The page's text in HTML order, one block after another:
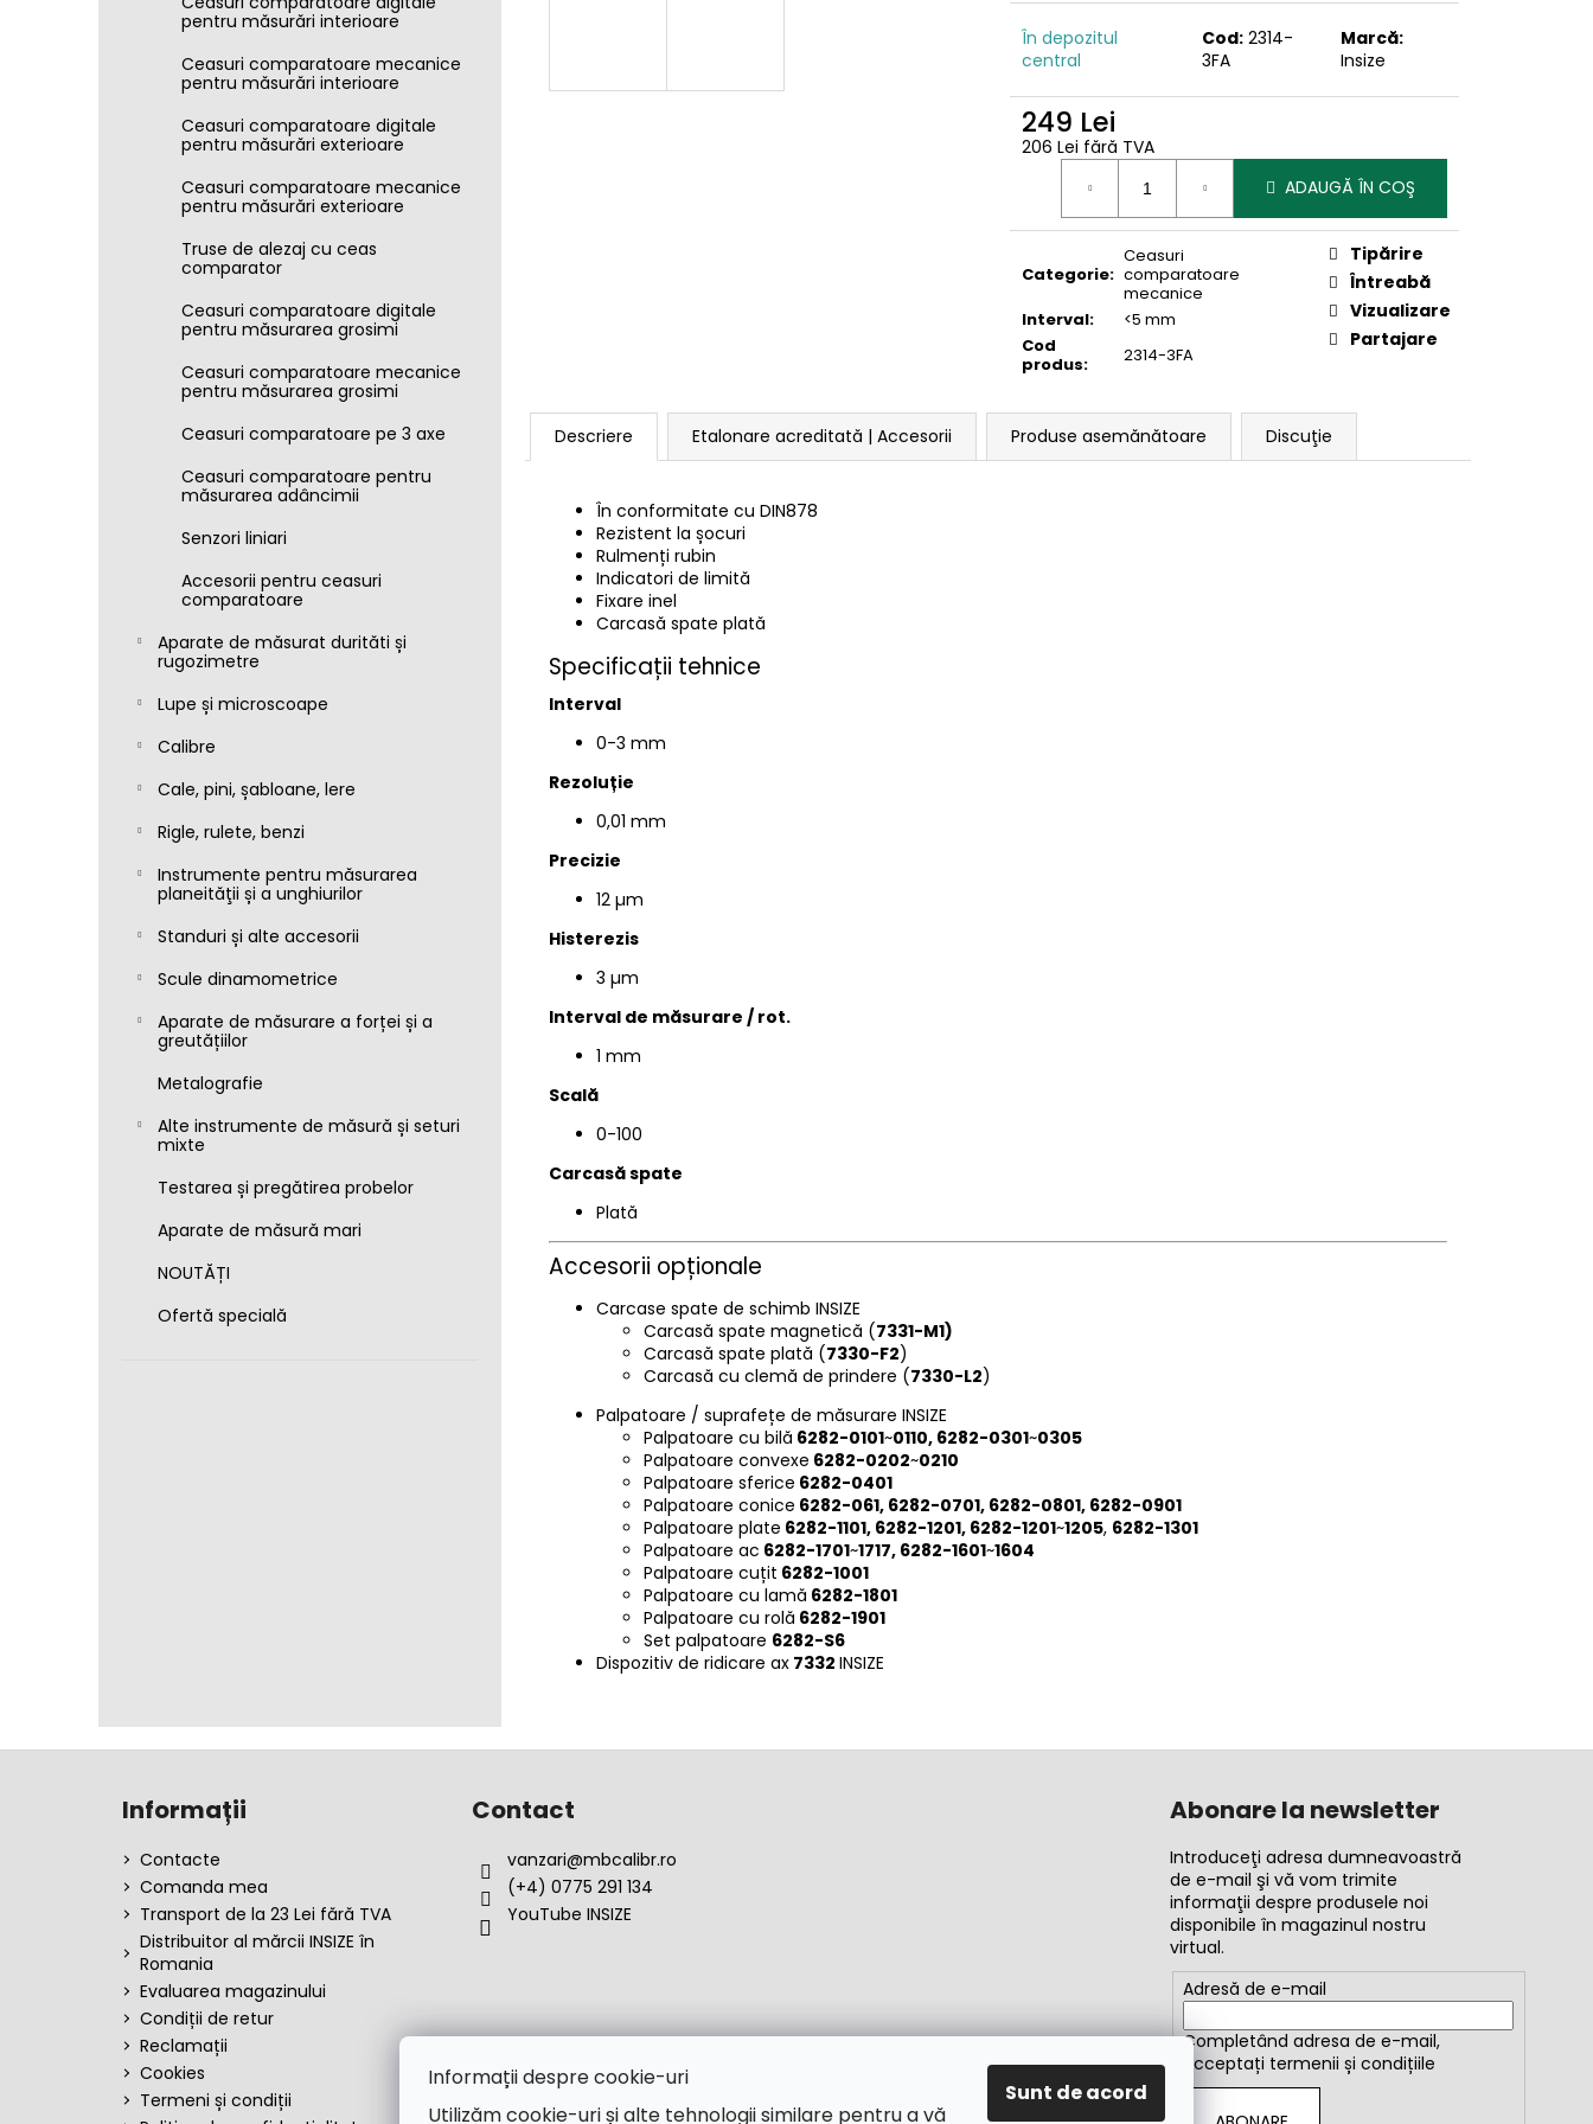
Informații despre cookie-uri
Utilizăm cookie-uri și alte tehnologii similare pentru a vă
Sunt de acord
pentru măsurări interioare
Ceasuri comparatoare mecanice
pentru măsurări interioare
Ceasuri comparatoare digitale
pentru măsurări exterioare
Ceasuri comparatoare mecanice
pentru măsurări exterioare
Truse de alezaj cu ceas
comparator
Ceasuri comparatoare digitale
pentru măsurarea grosimi
Ceasuri comparatoare mecanice
pentru măsurarea grosimi
Ceasuri comparatoare pe 3 axe
Ceasuri comparatoare pentru
măsurarea adâncimii
Senzori liniari
Accesorii pentru ceasuri
comparatoare
Aparate de măsurat durităti și
rugozimetre
Lupe și microscoape
Calibre
Cale, pini, șabloane, lere
Rigle, rulete, benzi
Instrumente pentru măsurarea
planeităţii și a unghiurilor
Standuri și alte accesorii
Scule dinamometrice
Aparate de măsurare a forței și a
greutățiilor
Metalografie
Alte instrumente de măsură și seturi
mixte
Testarea și pregătirea probelor
Aparate de măsură mari
NOUTĂȚI
Ofertă specială
În depozitul
central
Cod: 2314-
3FA
Marcă:
Insize
249 Lei
206 Lei fără TVA
Evaluare
ADAUGĂ ÎN COŞ
Categorie:
Ceasuri
comparatoare
mecanice
Interval:
<5 mm
Cod
produs: 2314-3FA
Tipărire
Întreabă
Vizualizare
Partajare
Descriere Etalonare acreditată | Accesorii Produse asemănătoare Discuţie
În conformitate cu DIN878
Rezistent la șocuri
Rulmenți rubin
Indicatori de limită
Fixare inel
Carcasă spate plată
Specificații tehnice
Interval
0-3 mm
Rezoluție
0,01 mm
Precizie
12 µm
Histerezis
3 µm
Interval de măsurare / rot.
1 mm
Scală
0-100
Carcasă spate
Plată
Accesorii opționale
Carcase spate de schimb INSIZE
Carcasă spate magnetică (7331-M1)
Carcasă spate plată (7330-F2)
Carcasă cu clemă de prindere (7330-L2)
Palpatoare / suprafețe de măsurare INSIZE
Palpatoare cu bilă 6282-0101~0110, 6282-0301~0305
Palpatoare convexe 6282-0202~0210
Palpatoare sferice 6282-0401
Palpatoare conice 6282-061, 6282-0701, 6282-0801, 6282-0901
Palpatoare plate 6282-1101, 6282-1201, 6282-1201~1205, 6282-1301
Palpatoare ac 6282-1701~1717, 6282-1601~1604
Palpatoare cuțit 6282-1001
Palpatoare cu lamă 6282-1801
Palpatoare cu rolă 6282-1901
Set palpatoare 6282-S6
Dispozitiv de ridicare ax 7332 INSIZE
Informații
Contacte
Comanda mea
Transport de la 23 Lei fără TVA
Distribuitor al mărcii INSIZE în
Romania
Evaluarea magazinului
Condiții de retur
Reclamații
Cookies
Termeni și condiții
Contact
vanzari@mbcalibr.ro
(+4) 0775 291 134
YouTube INSIZE
Abonare la newsletter
Introduceţi adresa dumneavoastră
de e-mail şi vă vom trimite
informaţii despre produsele noi
disponibile în magazinul nostru
virtual.
Adresă de e-mail
Completând adresa de e-mail,
acceptați termenii și condițiile